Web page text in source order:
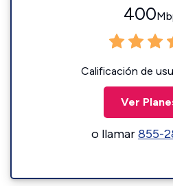
400
Calificación de
Ver
o llamar855-